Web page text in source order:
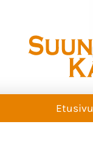
Etusivu